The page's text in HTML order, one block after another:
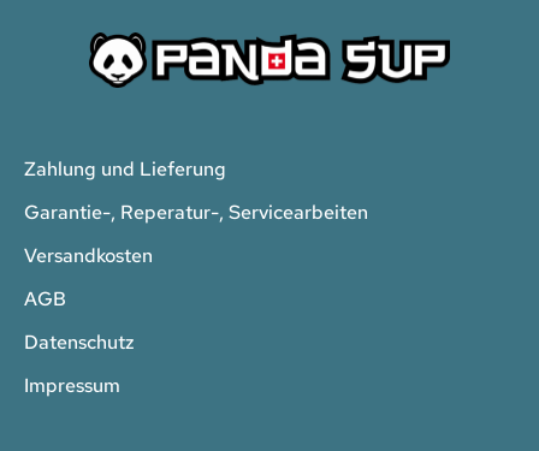
Zahlung und Lieferung
Garantie-, Reperatur-, Servicearbeiten
Versandkosten
AGB
Datenschutz
Impressum